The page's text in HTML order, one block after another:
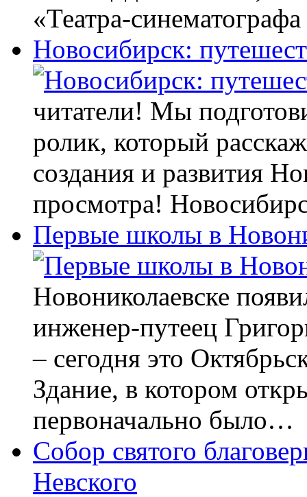
«Театра-
Новосибирск:
читатели! Мы
ролик, который
создания и развития
просмотра!
Первые школы в
Новониколаевске
инженер-путеец
– сегодня это
Здание, в котором
первоначально было…
Собор святого
Невского